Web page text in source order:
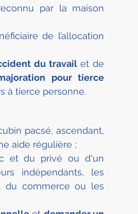
par la maison
de l’allocation
du travail et de
pour tierce
à tierce personne.
pacsé, ascendant,
aide régulière ;
et du privé ou d'un
indépendants, les
du commerce ou les